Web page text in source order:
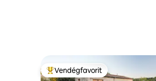
Kiemelt vendégfavorit
Vendégfavorit